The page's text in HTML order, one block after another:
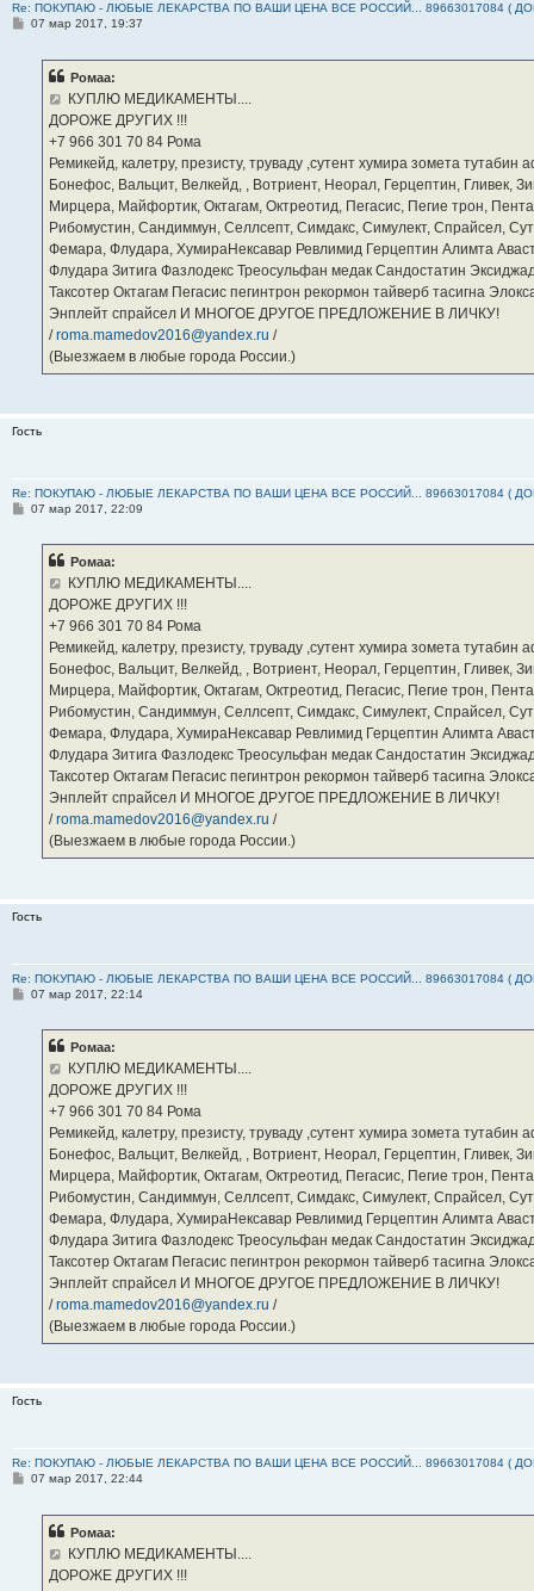
Re: ПОКУПАЮ - ЛЮБЫЕ ЛЕКАРСТВА ПО ВАШИ ЦЕНА ВСЕ РОССИЙ... 89663017084 (
С07 мар 2017, 19:37
Ромаа:
КУПЛЮ МЕДИКАМЕНТЫ....
ДОРОЖЕ ДРУГИХ !!!
‪+7 966 301 70 84‬ Рома
Ремикейд, калетру, презисту, труваду ,сутент хумира зомета
Бонефос, Вальцит, Велкейд, , Вотриент, Неорал, Герцептин, Гливек,
Мирцера, Майфортик, Октагам, Октреотид, Пегасис, Пегие трон,
Рибомустин, Сандиммун, Селлсепт, Симдакс, Симулект, Спрайсел,
Фемара, Флудара, ХумираНексавар Ревлимид Герцептин Алимта
Флудара Зитига Фазлодекс Треосульфан медак Сандостатин
Таксотер Октагам Пегасис пегинтрон рекормон тайверб тасигна
Энплейт спрайсел И МНОГОЕ ДРУГОЕ ПРЕДЛОЖЕНИЕ В ЛИЧКУ!
/roma.mamedov2016@yandex.ru /
(Выезжаем в любые города России.)
Гость
Re: ПОКУПАЮ - ЛЮБЫЕ ЛЕКАРСТВА ПО ВАШИ ЦЕНА ВСЕ РОССИЙ... 89663017084 (
С07 мар 2017, 22:09
Ромаа:
КУПЛЮ МЕДИКАМЕНТЫ....
ДОРОЖЕ ДРУГИХ !!!
‪+7 966 301 70 84‬ Рома
Ремикейд, калетру, презисту, труваду ,сутент хумира зомета
Бонефос, Вальцит, Велкейд, , Вотриент, Неорал, Герцептин, Гливек,
Мирцера, Майфортик, Октагам, Октреотид, Пегасис, Пегие трон,
Рибомустин, Сандиммун, Селлсепт, Симдакс, Симулект, Спрайсел,
Фемара, Флудара, ХумираНексавар Ревлимид Герцептин Алимта
Флудара Зитига Фазлодекс Треосульфан медак Сандостатин
Таксотер Октагам Пегасис пегинтрон рекормон тайверб тасигна
Энплейт спрайсел И МНОГОЕ ДРУГОЕ ПРЕДЛОЖЕНИЕ В ЛИЧКУ!
/roma.mamedov2016@yandex.ru /
(Выезжаем в любые города России.)
Гость
Re: ПОКУПАЮ - ЛЮБЫЕ ЛЕКАРСТВА ПО ВАШИ ЦЕНА ВСЕ РОССИЙ... 89663017084 (
С07 мар 2017, 22:14
Ромаа:
КУПЛЮ МЕДИКАМЕНТЫ....
ДОРОЖЕ ДРУГИХ !!!
‪+7 966 301 70 84‬ Рома
Ремикейд, калетру, презисту, труваду ,сутент хумира зомета
Бонефос, Вальцит, Велкейд, , Вотриент, Неорал, Герцептин, Гливек,
Мирцера, Майфортик, Октагам, Октреотид, Пегасис, Пегие трон,
Рибомустин, Сандиммун, Селлсепт, Симдакс, Симулект, Спрайсел,
Фемара, Флудара, ХумираНексавар Ревлимид Герцептин Алимта
Флудара Зитига Фазлодекс Треосульфан медак Сандостатин
Таксотер Октагам Пегасис пегинтрон рекормон тайверб тасигна
Энплейт спрайсел И МНОГОЕ ДРУГОЕ ПРЕДЛОЖЕНИЕ В ЛИЧКУ!
/roma.mamedov2016@yandex.ru /
(Выезжаем в любые города России.)
Гость
Re: ПОКУПАЮ - ЛЮБЫЕ ЛЕКАРСТВА ПО ВАШИ ЦЕНА ВСЕ РОССИЙ... 89663017084 (
С07 мар 2017, 22:44
Ромаа:
КУПЛЮ МЕДИКАМЕНТЫ....
ДОРОЖЕ ДРУГИХ !!!